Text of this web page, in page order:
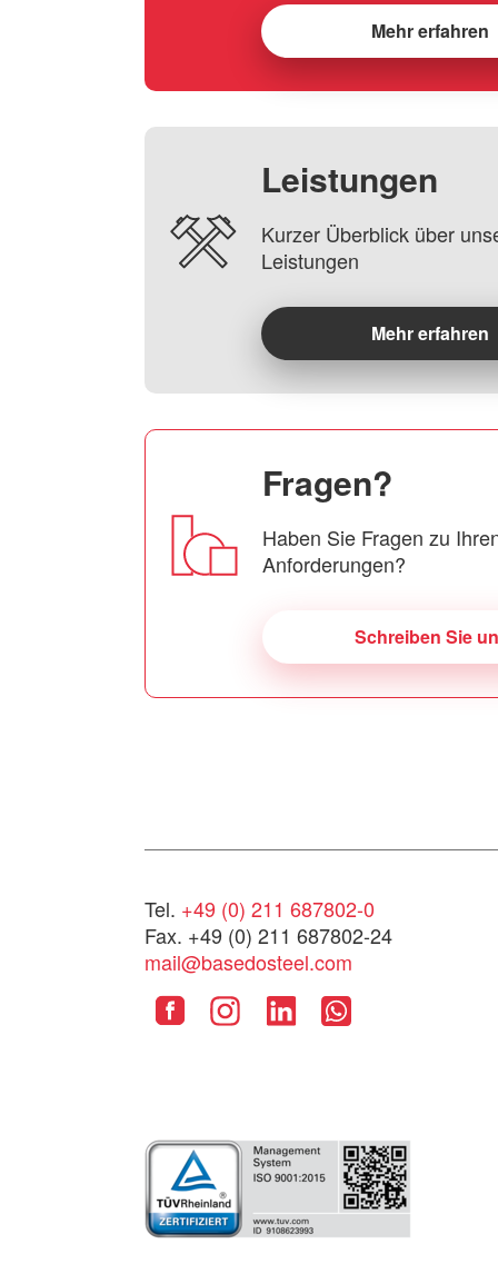
Mehr erfahren
Leistungen
Kurzer Überblick über
Leistungen
Mehr erfahren
Fragen?
Haben Sie Fragen zu
Anforderungen?
Schreiben Sie
Tel. +49 (0) 211 687802-0
Fax. +49 (0) 211 687802-24
mail@basedosteel.com